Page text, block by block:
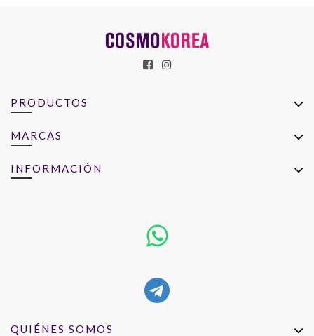
PRODUCTOS
MARCAS
INFORMACIÓN
QUIÉNES SOMOS